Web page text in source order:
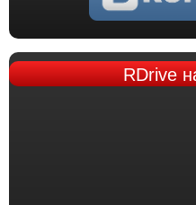
RDrive